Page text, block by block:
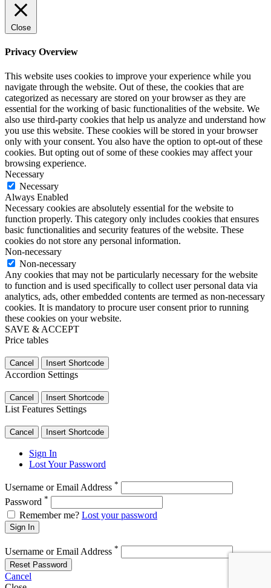
Close
Privacy Overview
This website uses cookies to improve your experience while you
navigate through the website. Out of these, the cookies that are
categorized as necessary are stored on your browser as they are
essential for the working of basic functionalities of the website. We
also use third-party cookies that help us analyze and understand how
you use this website. These cookies will be stored in your browser
only with your consent. You also have the option to opt-out of these
cookies. But opting out of some of these cookies may affect your
browsing experience.
Necessary
Necessary
Always Enabled
Necessary cookies are absolutely essential for the website to
function properly. This category only includes cookies that ensures
basic functionalities and security features of the website. These
cookies do not store any personal information.
Non-necessary
Non-necessary
Any cookies that may not be particularly necessary for the website
to function and is used specifically to collect user personal data via
analytics, ads, other embedded contents are termed as non-necessary
cookies. It is mandatory to procure user consent prior to running
these cookies on your website.
SAVE & ACCEPT
Price tables
Cancel Insert Shortcode
Accordion Settings
Cancel Insert Shortcode
List Features Settings
Cancel Insert Shortcode
Sign In
Lost Your Password
Username or Email Address *
Password *
Remember me? Lost your password
Sign In
Username or Email Address *
Reset Password
Cancel